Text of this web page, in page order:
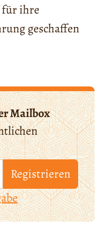
für ihre
geschaffen
Mailbox
Registrieren